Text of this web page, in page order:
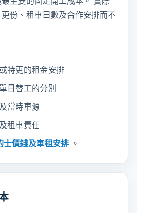
份、租車日數及合作安排而不
特更的租金安排
日替工的分別
當時車源
租車責任
士價錢及車租安排 。